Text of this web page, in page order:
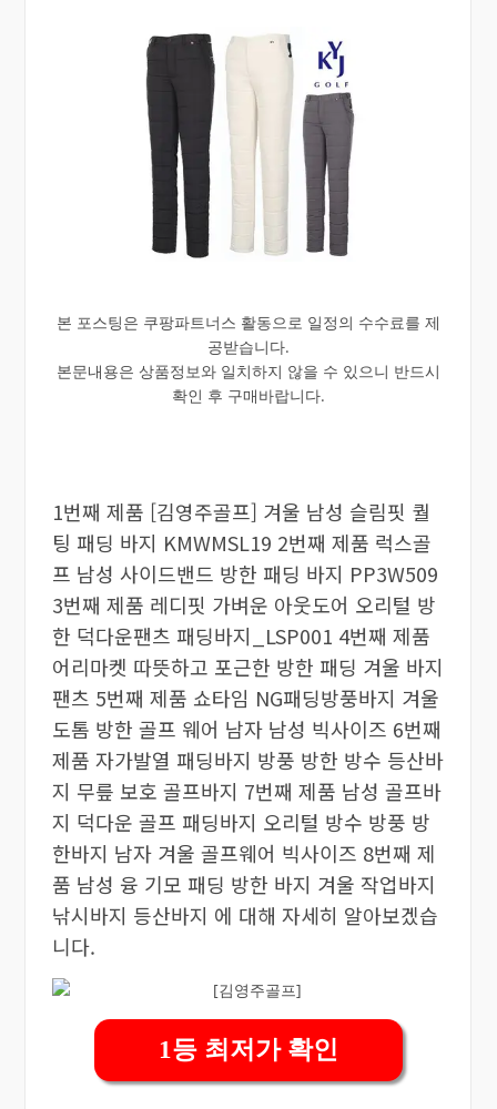
본 포스팅은 쿠팡파트너스 활동으로 일정의 수수료를 제
공받습니다.
본문내용은 상품정보와 일치하지 않을 수 있으니 반드시
확인 후 구매바랍니다.
1번째 제품 [김영주골프] 겨울 남성 슬림핏 퀄
팅 패딩 바지 KMWMSL19 2번째 제품 럭스골
프 남성 사이드밴드 방한 패딩 바지 PP3W509
3번째 제품 레디핏 가벼운 아웃도어 오리털 방
한 덕다운팬츠 패딩바지_LSP001 4번째 제품
어리마켓 따뜻하고 포근한 방한 패딩 겨울 바지
팬츠 5번째 제품 쇼타임 NG패딩방풍바지 겨울
도톰 방한 골프 웨어 남자 남성 빅사이즈 6번째
제품 자가발열 패딩바지 방풍 방한 방수 등산바
지 무릎 보호 골프바지 7번째 제품 남성 골프바
지 덕다운 골프 패딩바지 오리털 방수 방풍 방
한바지 남자 겨울 골프웨어 빅사이즈 8번째 제
품 남성 융 기모 패딩 방한 바지 겨울 작업바지
낚시바지 등산바지 에 대해 자세히 알아보겠습
니다.
1등 최저가 확인